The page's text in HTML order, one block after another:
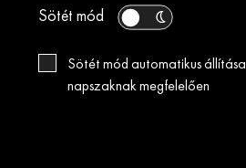
Sötét mód
Sötét mód automatikus állítása
napszaknak megfelelően